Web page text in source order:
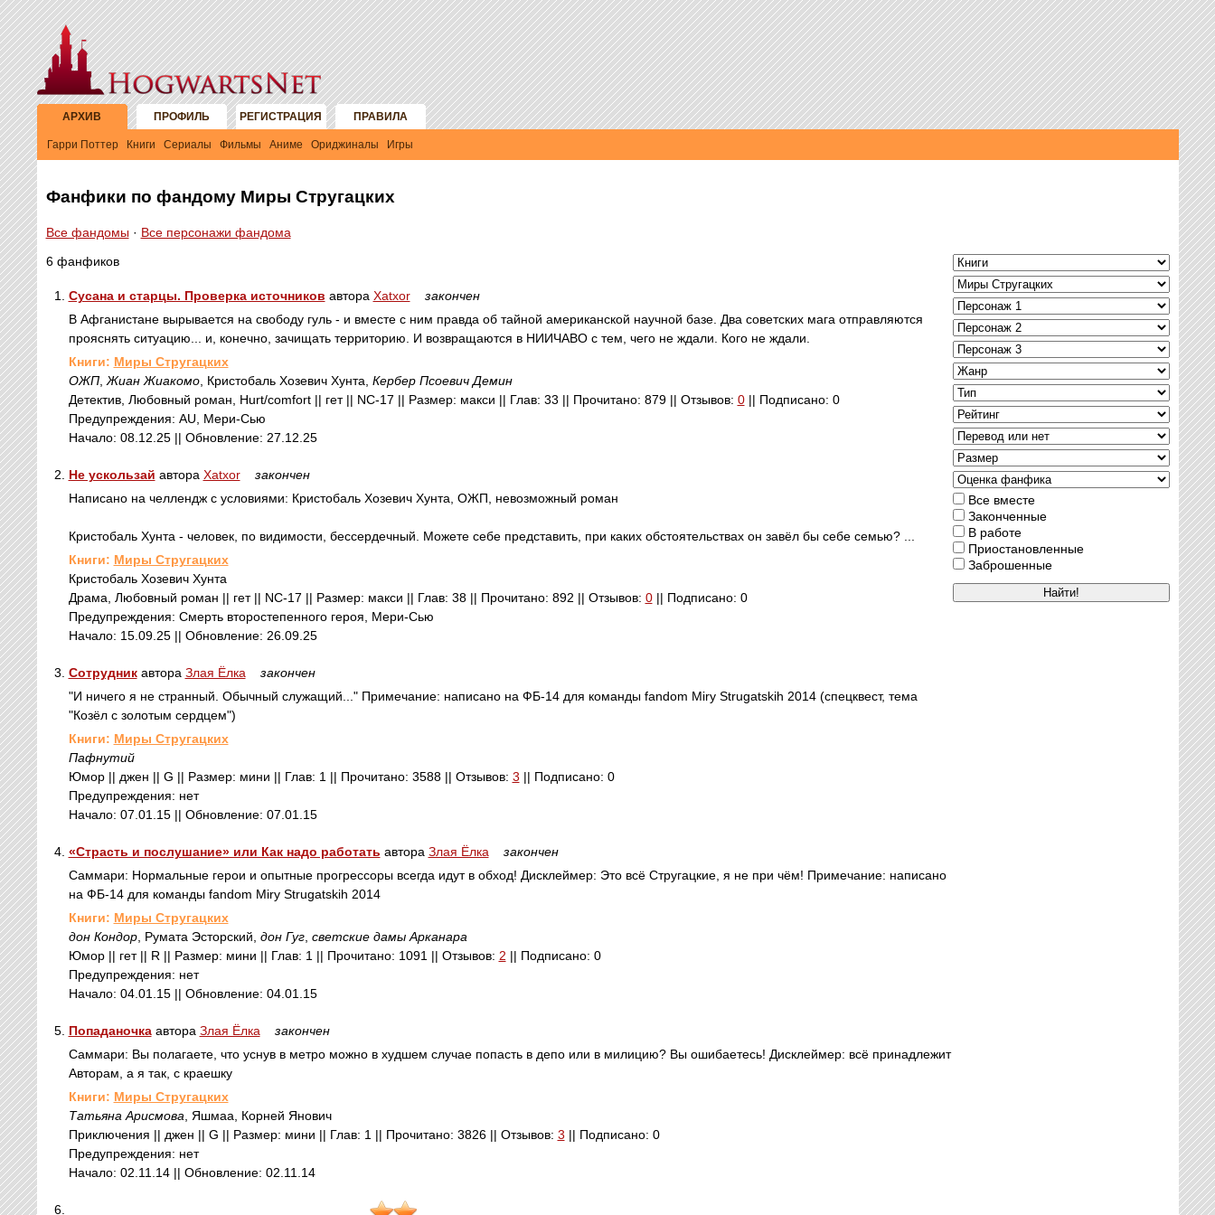
АРХИВ ПРОФИЛЬ РЕГИСТРАЦИЯ ПРАВИЛА
Гарри Поттер Книги Сериалы Фильмы Аниме Ориджиналы Игры
Фанфики по фандому Миры Стругацких
Все фандомы · Все персонажи фандома
6 фанфиков
1. Сусана и старцы. Проверка источников автора Xatxor
закончен
В Афганистане вырывается на свободу гуль - и вместе с ним правда об тайной американской научной базе. Два советских мага отправляются
прояснять ситуацию... и, конечно, зачищать территорию. И возвращаются в НИИЧАВО с тем, чего не ждали. Кого не ждали.
Книги: Миры Стругацких
ОЖП, Жиан Жиакомо, Кристобаль Хозевич Хунта, Кербер Псоевич Демин
Детектив, Любовный роман, Hurt/comfort || гет || NC-17 || Размер: макси || Глав: 33 || Прочитано: 879 || Отзывов: 0|| Подписано: 0
Предупреждения: AU, Мери-Сью
Начало: 08.12.25 || Обновление: 27.12.25
2. Не ускользай автора Xatxor
закончен
Написано на челлендж с условиями: Кристобаль Хозевич Хунта, ОЖП, невозможный роман
Кристобаль Хунта - человек, по видимости, бессердечный. Можете себе представить, при каких обстоятельствах он завёл бы себе семью? ...
Книги: Миры Стругацких
Кристобаль Хозевич Хунта
Драма, Любовный роман || гет || NC-17 || Размер: макси || Глав: 38 || Прочитано: 892 || Отзывов: 0|| Подписано: 0
Предупреждения: Смерть второстепенного героя, Мери-Сью
Начало: 15.09.25 || Обновление: 26.09.25
3. Сотрудникавтора Злая Ёлка
закончен
"И ничего я не странный. Обычный служащий..." Примечание: написано на ФБ-14 для команды fandom Miry Strugatskih 2014 (спецквест, тема
"Козёл с золотым сердцем")
Книги: Миры Стругацких
Пафнутий
Юмор || джен || G || Размер: мини || Глав: 1 || Прочитано: 3588 || Отзывов: 3 || Подписано: 0
Предупреждения: нет
Начало: 07.01.15 || Обновление: 07.01.15
4. «Страсть и послушание» или Как надо работать автора Злая Ёлка
закончен
Саммари: Нормальные герои и опытные прогрессоры всегда идут в обход! Дисклеймер: Это всё Стругацкие, я не при чём! Примечание: написано
на ФБ-14 для команды fandom Miry Strugatskih 2014
Книги: Миры Стругацких
дон Кондор, Румата Эсторский, дон Гуг, светские дамы Арканара
Юмор || гет || R || Размер: мини || Глав: 1 || Прочитано: 1091 || Отзывов: 2 || Подписано: 0
Предупреждения: нет
Начало: 04.01.15 || Обновление: 04.01.15
5. Попаданочкаавтора Злая Ёлка
закончен
Саммари: Вы полагаете, что уснув в метро можно в худшем случае попасть в депо или в милицию? Вы ошибаетесь! Дисклеймер: всё принадлежит
Авторам, а я так, с краешку
Книги: Миры Стругацких
Татьяна Арисмова , Яшмаа, Корней Янович
Приключения || джен || G || Размер: мини || Глав: 1 || Прочитано: 3826 || Отзывов: 3 || Подписано: 0
Предупреждения: нет
Начало: 02.11.14 || Обновление: 02.11.14
6.
Все вместе
Законченные
В работе
Приостановленные
Заброшенные